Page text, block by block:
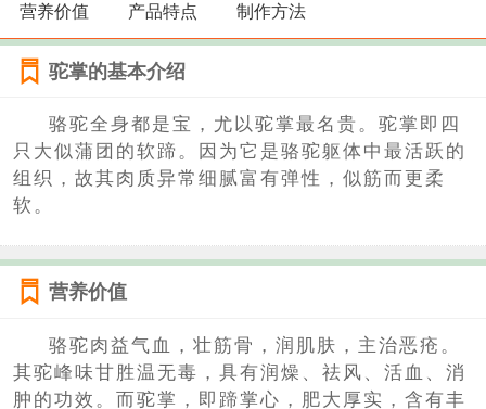
营养价值 产品特点 制作方法
驼掌的基本介绍
骆驼全身都是宝，尤以驼掌最名贵。驼掌即四
只大似蒲团的软蹄。因为它是骆驼躯体中最活跃的
组织，故其肉质异常细腻富有弹性，似筋而更柔
软。
营养价值
骆驼肉益气血，壮筋骨，润肌肤，主治恶疮。
其驼峰味甘胜温无毒，具有润燥、祛风、活血、消
肿的功效。而驼掌，即蹄掌心，肥大厚实，含有丰